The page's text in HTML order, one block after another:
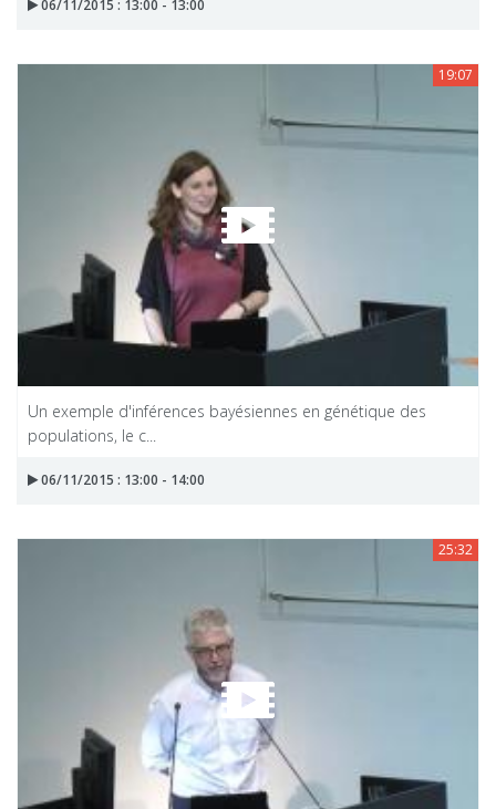
06/11/2015 : 13:00 - 13:00
19:07
Un exemple d'inférences bayésiennes en génétique des
populations, le c...
06/11/2015 : 13:00 - 14:00
25:32